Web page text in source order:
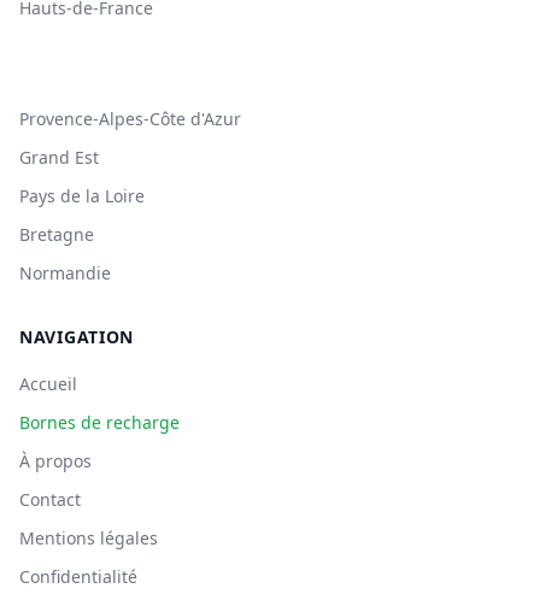
Hauts-de-France
Provence-Alpes-Côte d'Azur
Grand Est
Pays de la Loire
Bretagne
Normandie
NAVIGATION
Accueil
Bornes de recharge
À propos
Contact
Mentions légales
Confidentialité